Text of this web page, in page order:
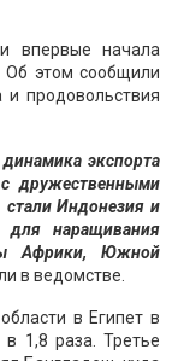
впервые начала
Об этом сообщили
и продовольствия
экспорта
дружественными
Индонезия и
для наращивания
Африки, Южной
в ведомстве.
в Египет в
1,8 раза. Третье